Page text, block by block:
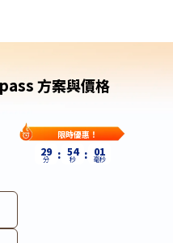
方案與價格
限時優惠！
29
分 : 53
秒 : 65
毫秒